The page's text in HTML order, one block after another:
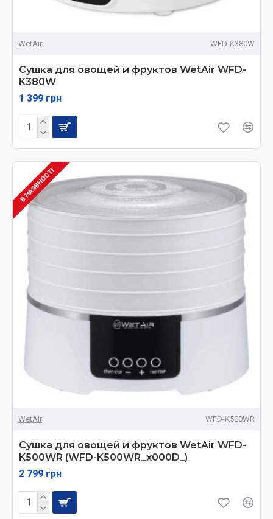
WetAir WFD-K380W
Сушка для овощей и фруктов WetAir WFD-
K380W
1 399 грн
В НАЯВНОСТІ
WetAir WFD-K500WR
Сушка для овощей и фруктов WetAir WFD-
K500WR (WFD-K500WR_x000D_)
2 799 грн